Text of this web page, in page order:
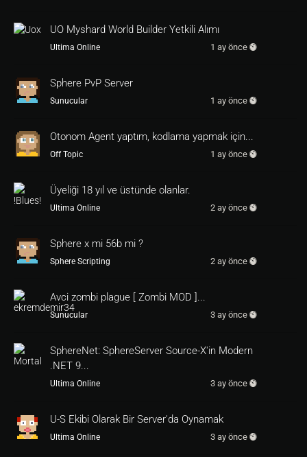
UO Myshard World Builder Yetkili Alımı
Ultima Online 1 ay önce
Sphere PvP Server
Sunucular 1 ay önce
Otonom Agent yaptım, kodlama yapmak için...
Off Topic 1 ay önce
Üyeliği 18 yıl ve üstünde olanlar.
Ultima Online 2 ay önce
Sphere x mi 56b mi ?
Sphere Scripting 2 ay önce
Avci zombi plague [ Zombi MOD ]...
Sunucular 3 ay önce
SphereNet: SphereServer Source-X'in Modern
.NET 9...
Ultima Online 3 ay önce
U-S Ekibi Olarak Bir Server'da Oynamak
Ultima Online 3 ay önce